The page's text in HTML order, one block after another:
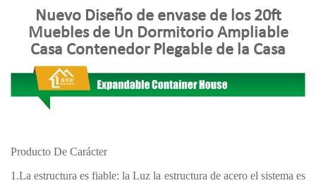
Nuevo Diseño de envase de los 20ft
Muebles de Un Dormitorio Ampliable
Casa Contenedor Plegable de la Casa
Producto De Carácter
1.La estructura es fiable: la Luz la estructura de acero el sistema es